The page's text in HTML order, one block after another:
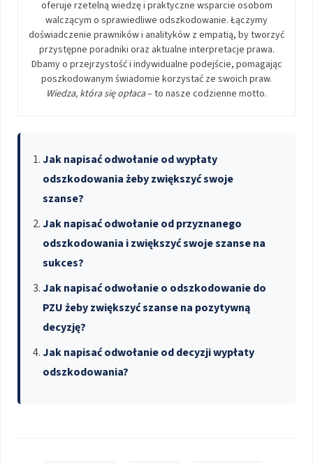
oferuje rzetelną wiedzę i praktyczne wsparcie osobom
walczącym o sprawiedliwe odszkodowanie. Łączymy
doświadczenie prawników i analityków z empatią, by tworzyć
przystępne poradniki oraz aktualne interpretacje prawa.
Dbamy o przejrzystość i indywidualne podejście, pomagając
poszkodowanym świadomie korzystać ze swoich praw.
Wiedza, która się opłaca– to nasze codzienne motto.
Jak napisać odwołanie od wypłaty
odszkodowania żeby zwiększyć swoje
szanse?
Jak napisać odwołanie od przyznanego
odszkodowania i zwiększyć swoje szanse na
sukces?
Jak napisać odwołanie o odszkodowanie do
PZU żeby zwiększyć szanse na pozytywną
decyzję?
Jak napisać odwołanie od decyzji wypłaty
odszkodowania?